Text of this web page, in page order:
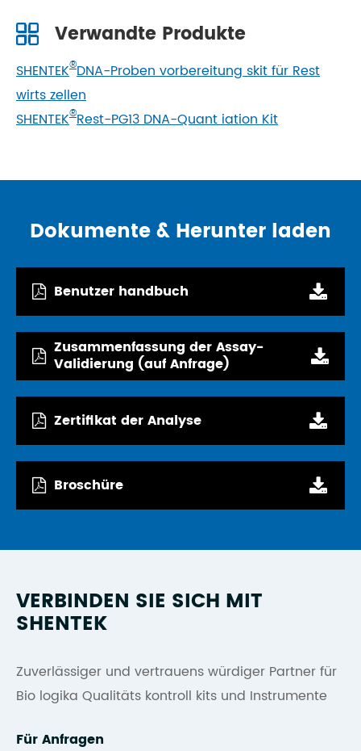
Verwandte Produkte
SHENTEK®DNA-Proben vorbereitung skit für Rest
wirts zellen
SHENTEK®Rest-PG13 DNA-Quant iation Kit
Dokumente & Herunter laden
Benutzer handbuch
Zusammenfassung der Assay-
Validierung (auf Anfrage)
Zertifikat der Analyse
Broschüre
VERBINDEN SIE SICH MIT
SHENTEK
Zuverlässiger und vertrauens würdiger Partner für
Bio logika Qualitäts kontroll kits und Instrumente
Für Anfragen